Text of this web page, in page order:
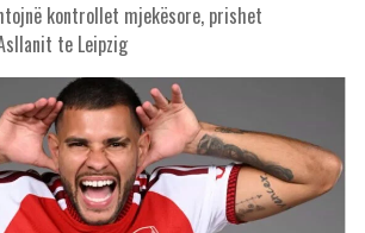
kontrollet mjekësore, prishet
te Leipzig